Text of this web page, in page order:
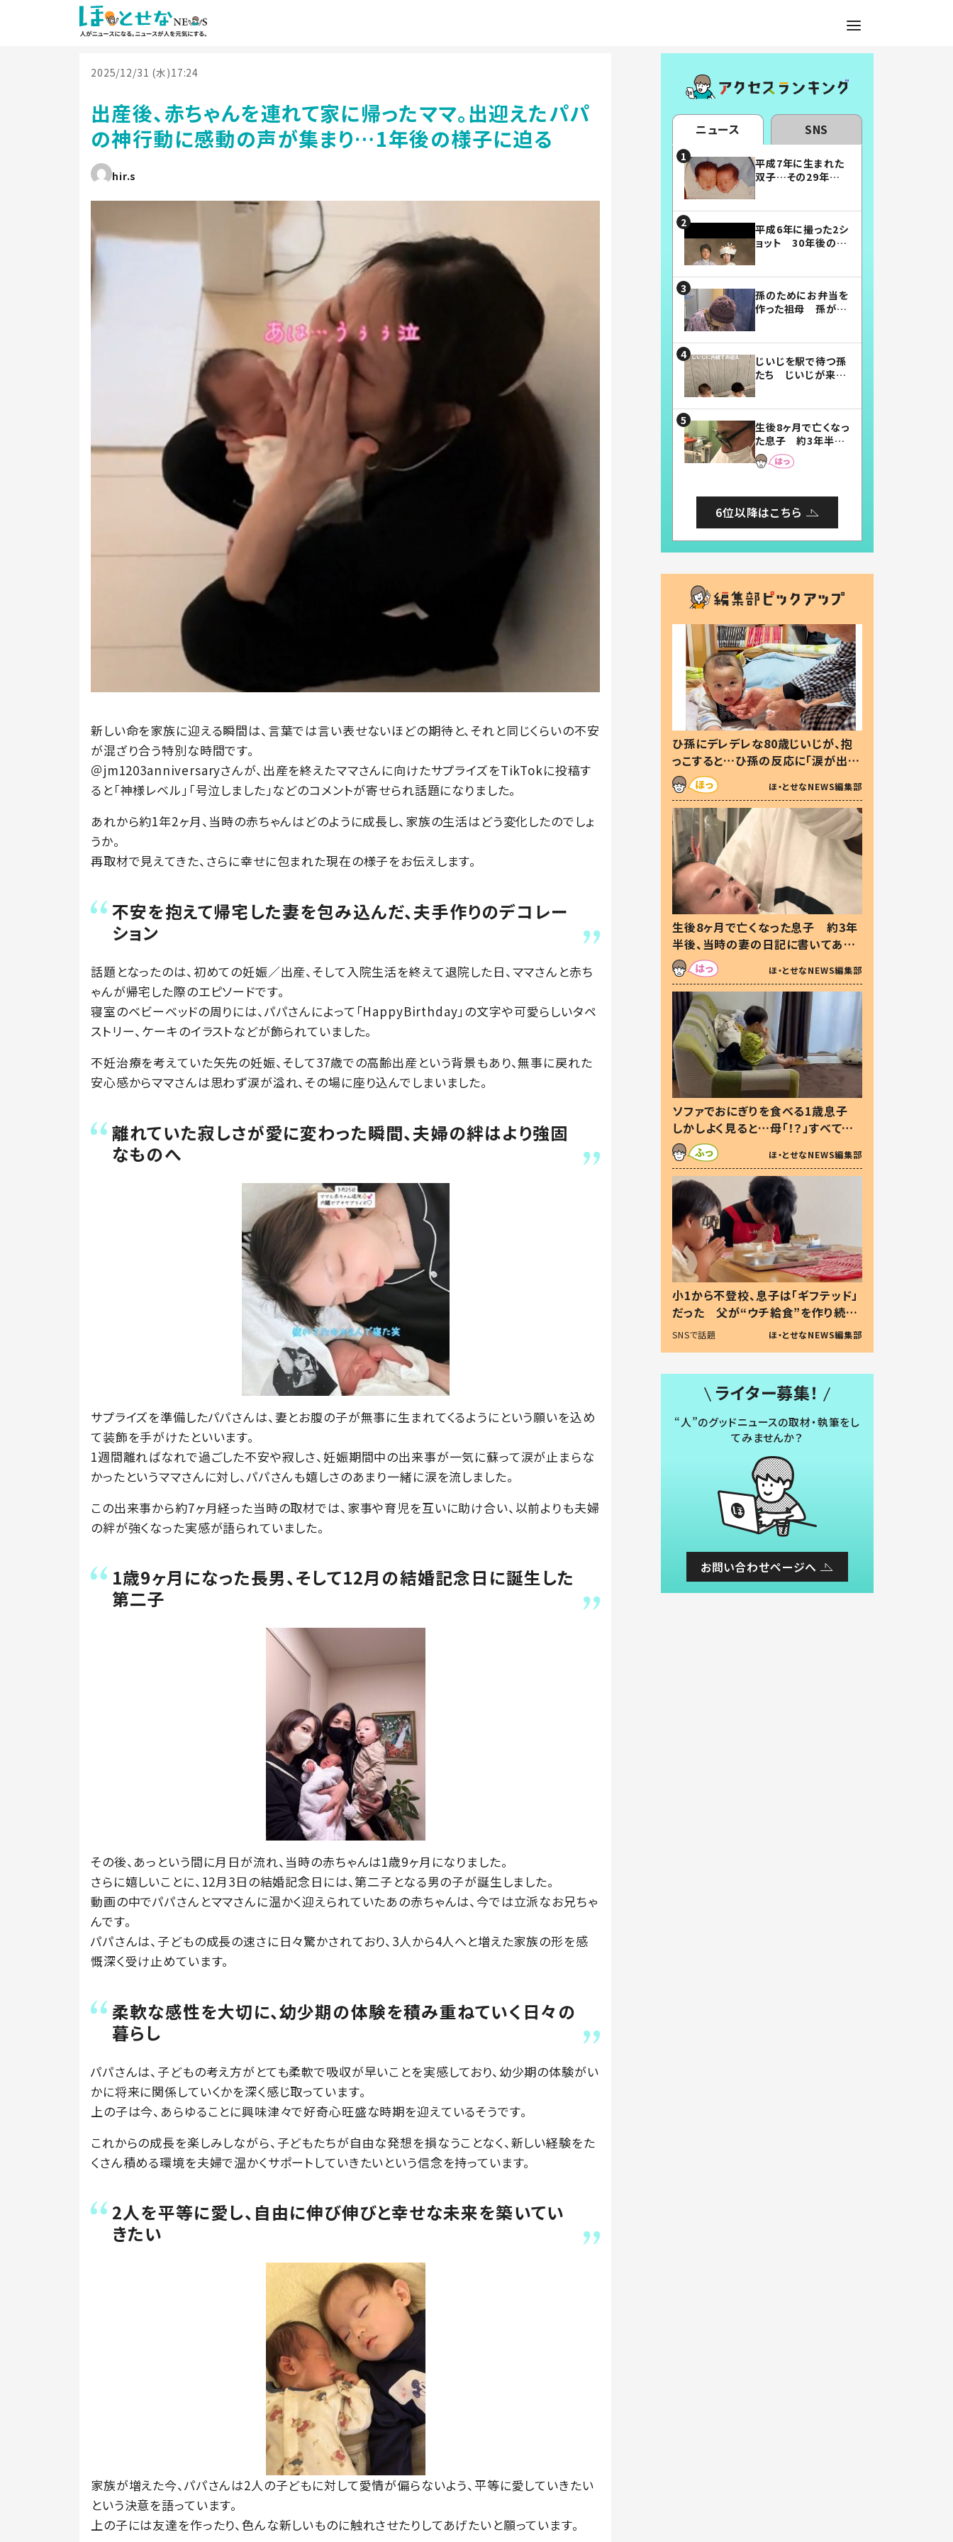
2025/12/31 (水)17:24
出産後、赤ちゃんを連れて家に帰ったママ。出迎えたパパ
の神行動に感動の声が集まり…1年後の様子に迫る
hir.s
新しい命を家族に迎える瞬間は、言葉では言い表せないほどの期待と、それと同じくらいの不安
が混ざり合う特別な時間です。
＠jm1203anniversaryさんが、出産を終えたママさんに向けたサプライズをTikTokに投稿す
ると「神様レベル」「号泣しました」などのコメントが寄せられ話題になりました。
あれから約1年2ヶ月、当時の赤ちゃんはどのように成長し、家族の生活はどう変化したのでしょ
うか。
再取材で見えてきた、さらに幸せに包まれた現在の様子をお伝えします。
不安を抱えて帰宅した妻を包み込んだ、夫手作りのデコレー
ション
話題となったのは、初めての妊娠／出産、そして入院生活を終えて退院した日、ママさんと赤ち
ゃんが帰宅した際のエピソードです。
寝室のベビーベッドの周りには、パパさんによって「HappyBirthday」の文字や可愛らしいタペ
ストリー、ケーキのイラストなどが飾られていました。
不妊治療を考えていた矢先の妊娠、そして37歳での高齢出産という背景もあり、無事に戻れた
安心感からママさんは思わず涙が溢れ、その場に座り込んでしまいました。
離れていた寂しさが愛に変わった瞬間、夫婦の絆はより強固
なものへ
サプライズを準備したパパさんは、妻とお腹の子が無事に生まれてくるようにという願いを込め
て装飾を手がけたといいます。
1週間離ればなれで過ごした不安や寂しさ、妊娠期間中の出来事が一気に蘇って涙が止まらな
かったというママさんに対し、パパさんも嬉しさのあまり一緒に涙を流しました。
この出来事から約7ヶ月経った当時の取材では、家事や育児を互いに助け合い、以前よりも夫婦
の絆が強くなった実感が語られていました。
1歳9ヶ月になった長男、そして12月の結婚記念日に誕生した
第二子
その後、あっという間に月日が流れ、当時の赤ちゃんは1歳9ヶ月になりました。
さらに嬉しいことに、12月3日の結婚記念日には、第二子となる男の子が誕生しました。
動画の中でパパさんとママさんに温かく迎えられていたあの赤ちゃんは、今では立派なお兄ちゃ
んです。
パパさんは、子どもの成長の速さに日々驚かされており、3人から4人へと増えた家族の形を感
慨深く受け止めています。
柔軟な感性を大切に、幼少期の体験を積み重ねていく日々の
暮らし
パパさんは、子どもの考え方がとても柔軟で吸収が早いことを実感しており、幼少期の体験がい
かに将来に関係していくかを深く感じ取っています。
上の子は今、あらゆることに興味津々で好奇心旺盛な時期を迎えているそうです。
これからの成長を楽しみしながら、子どもたちが自由な発想を損なうことなく、新しい経験をた
くさん積める環境を夫婦で温かくサポートしていきたいという信念を持っています。
2人を平等に愛し、自由に伸び伸びと幸せな未来を築いてい
きたい
家族が増えた今、パパさんは2人の子どもに対して愛情が偏らないよう、平等に愛していきたい
という決意を語っています。
上の子には友達を作ったり、色んな新しいものに触れさせたりしてあげたいと願っています。
ニュース SNS
平成7年に生まれた
双子…その29年後
平成6年に撮った2シ
ョット 30年後の姿
孫のためにお弁当を
作った祖母 孫が絶
じいじを駅で待つ孫
たち じいじが来た
まらない」「幸せにな
れる」
生後8ヶ月で亡くなっ
た息子 約3年半
後、当時の妻の日記
に書いてあった本音
6位以降はこちら
ひ孫にデレデレな80歳じいじが、抱
っこすると…ひ孫の反応に「涙が出ま
した」「可愛くて仕方ない」
ほ・とせなNEWS編集部
生後8ヶ月で亡くなった息子 約3年
半後、当時の妻の日記に書いてあっ
た本音とは
ほ・とせなNEWS編集部
ソファでおにぎりを食べる1歳息子
しかしよく見ると…母「！？」すべてを
察した母の投稿に「可愛いから許
す！」「現行犯〜」
ほ・とせなNEWS編集部
小1から不登校、息子は「ギフテッド」
だった 父が“ウチ給食”を作り続け
る理由とは #令和の親 #令和の子
SNSで話題 ほ・とせなNEWS編集部
ライター募集！
“人”のグッドニュースの取材・執筆をし
てみませんか？
お問い合わせページへ